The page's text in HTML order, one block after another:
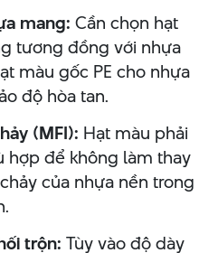
mang: Cần chọn hạt
tương đồng với nhựa
màu gốc PE cho nhựa
độ hòa tan.
(MFI): Hạt màu phải
hợp để không làm thay
của nhựa nền trong
trộn: Tùy vào độ dày